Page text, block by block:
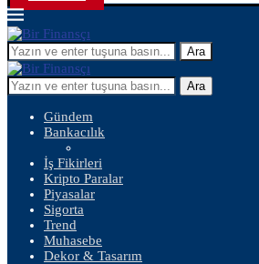
Ara
Ara
Gündem
Bankacılık
İş Fikirleri
Kripto Paralar
Piyasalar
Sigorta
Trend
Muhasebe
Dekor & Tasarım